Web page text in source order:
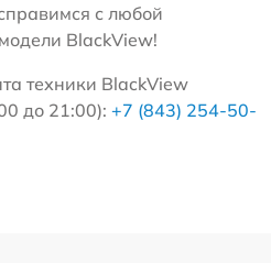
с любой
BlackView!
техники BlackView
до 21:00): +7 (843) 254-50-